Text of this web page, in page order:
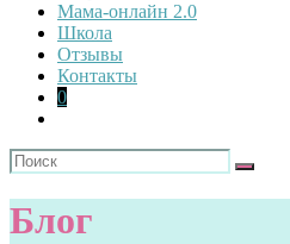
Мама-онлайн 2.0
Школа
Отзывы
Контакты
0
Блог